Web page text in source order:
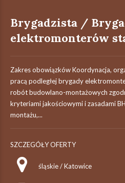
Brygadzista /
elektromonterów
Zakres obowiązków Koordynacja,
pracą podległej brygady
robót budowlano-montażowych
kryteriami jakościowymi i zasadami
montażu,...
SZCZEGÓŁY OFERTY
śląskie / Katowice